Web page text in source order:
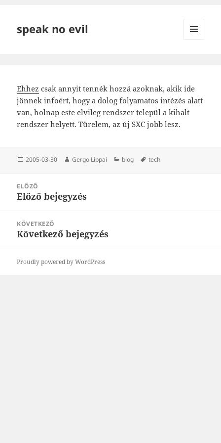
speak no evil
Ehhez csak annyit tennék hozzá azoknak, akik ide
jönnek infoért, hogy a dolog folyamatos intézés alatt
van, holnap este elvileg rendszer települ a kihalt
rendszer helyett. Türelem, az új SXC jobb lesz.
Közzétéve
2005-03-30 Szerző
Gergo Lippai Kategória
blog Címke
tech
navigáció
ELŐZŐ
Korábbi
Előző bejegyzés
KÖVETKEZŐ
Következő
Következő bejegyzés
Proudly powered by WordPress